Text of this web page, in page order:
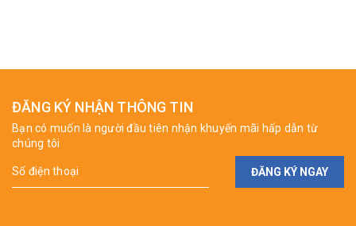
ĐĂNG KÝ NHẬN THÔNG TIN
Bạn có muốn là người đầu tiên nhận khuyến mãi hấp dẫn từ
chúng tôi
ĐĂNG KÝ NGAY